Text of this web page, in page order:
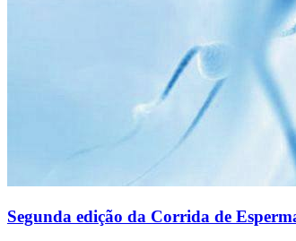
Segunda edição da Corrida de